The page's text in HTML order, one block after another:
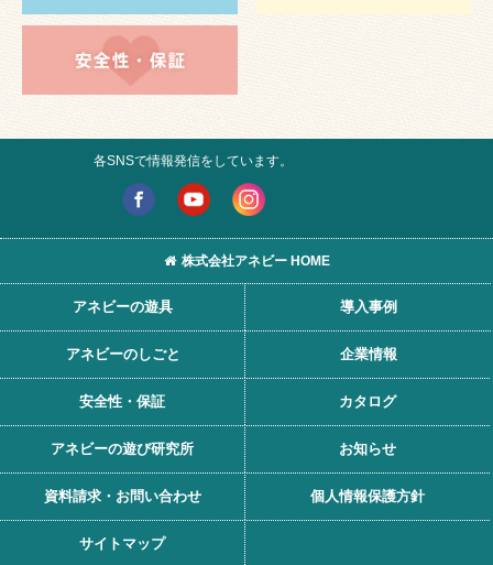
株式会社アネビー HOME
各SNSで情報発信をしています。
アネビーの遊具 導入事例
アネビーのしごと 企業情報
安全性・保証 カタログ
アネビーの遊び研究所 お知らせ
資料請求・お問い合わせ 個人情報保護方針
サイトマップ